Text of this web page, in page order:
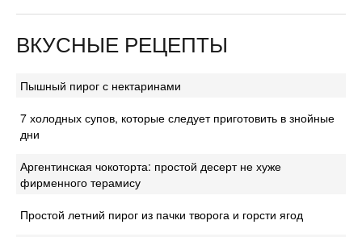
ВКУСНЫЕ РЕЦЕПТЫ
Пышный пирог с нектаринами
7 холодных супов, которые следует приготовить в знойные
дни
Аргентинская чокоторта: простой десерт не хуже
фирменного терамису
Простой летний пирог из пачки творога и горсти ягод